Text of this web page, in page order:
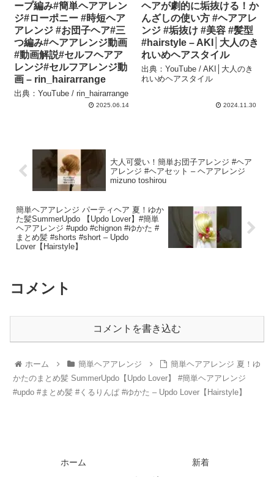
ープ編み#簡単ヘアアレン
ジ#ローポニー #時短ヘア
アレンジ #お団子ヘア#三
つ編み#ヘアアレンジ動画
#動画解説#セルフヘアア
レンジ#セルフアレンジ動
画 – rin_hairarrange
出典：YouTube / rin_hairarrange
2025.06.14
ヘアが劇的に垢抜ける！か
んざしの使い方 #ヘアアレ
ンジ #垢抜け #美容 #髪型
#hairstyle – AKI│大人のき
れいめヘアスタイル
出典：YouTube / AKI│大人のき
れいめヘアスタイル
2024.11.30
大人可愛い！簡単お団子アレンジ #ヘア
アレンジ #ヘアセット – ヘアアレンジ
mizuno toshirou
簡単ヘアアレンジ パーティヘア 夏！ゆか
た髪SummerUpdo 【Updo Lover】#簡単
ヘアアレンジ #updo #chignon #ゆかた #
まとめ髪 #shorts #short – Updo
Lover【Hairstyle】
コメント
コメントを書き込む
ホーム 簡単ヘアアレンジ
簡単ヘアアレンジ 夏！ゆ
かたのまとめ髪 SummerUpdo【Updo Lover】 #簡単ヘアアレンジ
#updo #まとめ髪 #くるりんぱ #ゆかた – Updo Lover【Hairstyle】
ホーム
新着